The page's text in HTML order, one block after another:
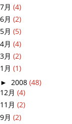
7月 (4)
6月 (2)
5月 (5)
4月 (4)
3月 (2)
1月 (1)
► 2008 (48)
12月 (4)
11月 (2)
9月 (2)